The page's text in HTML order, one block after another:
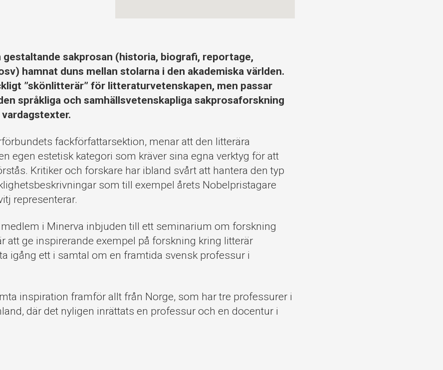
gestaltande sakprosan (historia, biografi, reportage,
hamnat duns mellan stolarna i den akademiska världen.
”skönlitterär” för litteraturvetenskapen, men passar
språkliga och samhällsvetenskapliga sakprosaforskning
fackförfattarsektion, menar att den litterära
egen estetisk kategori som kräver sina egna verktyg för att
Kritiker och forskare har ibland svårt att hantera den typ
som till exempel årets Nobelpristagare
representerar.
i Minerva inbjuden till ett seminarium om forskning
att ge inspirerande exempel på forskning kring litterär
igång ett i samtal om en framtida svensk professur i
inspiration framför allt från Norge, som har tre professurer i
där det nyligen inrättats en professur och en docentur i